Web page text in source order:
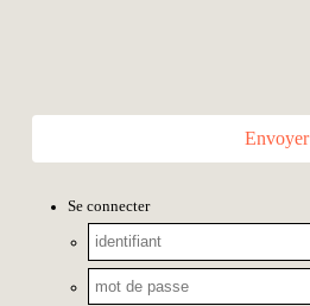
Envoyer
Se connecter